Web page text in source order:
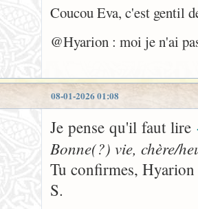
Coucou Eva, c'est gentil
@Hyarion : moi je n'ai
08-01-2026 01:08
Je pense qu'il faut lire
Bonne(?) vie, chère/
Tu confirmes,
S.